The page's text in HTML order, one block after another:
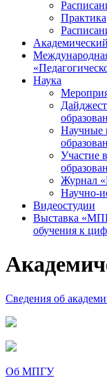
Практика
Наука
Научные
Участие
Журнал
Научно-
Видеостудии
Выставка
обучения к
Сведения об
Об МПГУ